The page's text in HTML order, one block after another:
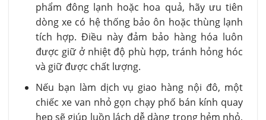
phẩm đông lạnh hoặc hoa quả, hãy ưu tiên
dòng xe có hệ thống bảo ôn hoặc thùng lạnh
tích hợp. Điều này đảm bảo hàng hóa luôn
được giữ ở nhiệt độ phù hợp, tránh hỏng hóc
và giữ được chất lượng.
Nếu bạn làm dịch vụ giao hàng nội đô, một
chiếc xe van nhỏ gọn chạy phố bán kính quay
hẹp sẽ giúp luồn lách dễ dàng trong hẻm nhỏ,